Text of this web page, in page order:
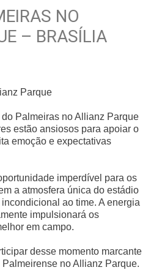
NO
– BRASÍLIA
Parque
Palmeiras no Allianz Parque
estão ansiosos para apoiar o
emoção e expectativas
imperdível para os
a atmosfera única do estádio
ao time. A energia
impulsionará os
em campo.
desse momento marcante
no Allianz Parque.